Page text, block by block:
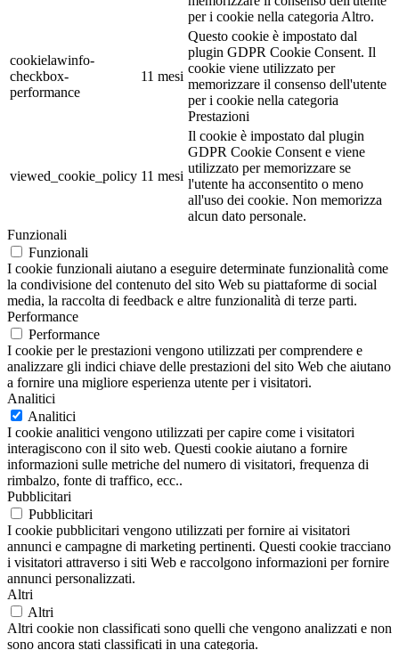
per i cookie nella categoria Altro.
cookielawinfo-
checkbox-
performance
11 mesi
Questo cookie è impostato dal
plugin GDPR Cookie Consent. Il
cookie viene utilizzato per
memorizzare il consenso dell'utente
per i cookie nella categoria
Prestazioni
viewed_cookie_policy 11 mesi
Il cookie è impostato dal plugin
GDPR Cookie Consent e viene
utilizzato per memorizzare se
l'utente ha acconsentito o meno
all'uso dei cookie. Non memorizza
alcun dato personale.
Funzionali
Funzionali
I cookie funzionali aiutano a eseguire determinate funzionalità come
la condivisione del contenuto del sito Web su piattaforme di social
media, la raccolta di feedback e altre funzionalità di terze parti.
Performance
Performance
I cookie per le prestazioni vengono utilizzati per comprendere e
analizzare gli indici chiave delle prestazioni del sito Web che aiutano
a fornire una migliore esperienza utente per i visitatori.
Analitici
Analitici
I cookie analitici vengono utilizzati per capire come i visitatori
interagiscono con il sito web. Questi cookie aiutano a fornire
informazioni sulle metriche del numero di visitatori, frequenza di
rimbalzo, fonte di traffico, ecc..
Pubblicitari
Pubblicitari
I cookie pubblicitari vengono utilizzati per fornire ai visitatori
annunci e campagne di marketing pertinenti. Questi cookie tracciano
i visitatori attraverso i siti Web e raccolgono informazioni per fornire
annunci personalizzati.
Altri
Altri
Altri cookie non classificati sono quelli che vengono analizzati e non
sono ancora stati classificati in una categoria.